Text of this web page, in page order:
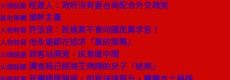
火線話題 程建人：政府沒有要台商配合外交政策
其他專欄 蠻幹主義
人物特寫 許信良：民進黨不會向國民黨求官！
人物特寫 他永遠都在追求「贏的策略」
火線話題 政客站兩旁，民意擺中間
火線話題 調查局已經將王炳輝的兒子「結案」